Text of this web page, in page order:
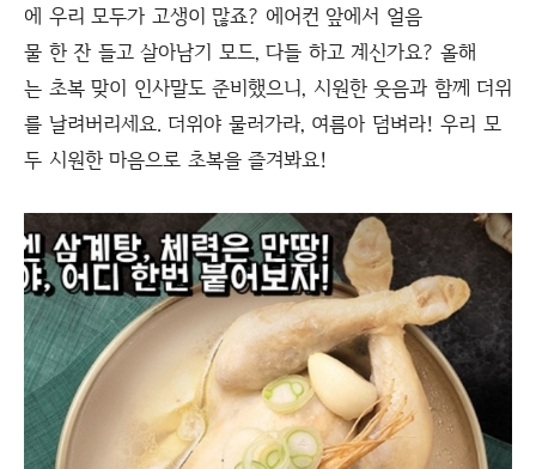
에 우리 모두가 고생이 많죠? 에어컨 앞에서 얼음
물 한 잔 들고 살아남기 모드, 다들 하고 계신가요? 올해
는 초복 맞이 인사말도 준비했으니, 시원한 웃음과 함께 더위
를 날려버리세요. 더위야 물러가라, 여름아 덤벼라! 우리 모
두 시원한 마음으로 초복을 즐겨봐요!